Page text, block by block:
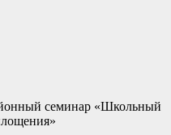
семинар «Школьный